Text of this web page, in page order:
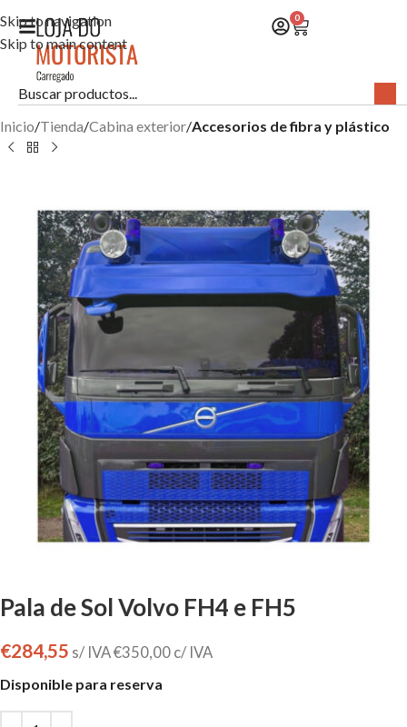
Skip to navigation
Skip to main content
0
Inicio Tienda Cabina exterior Accesorios de fibra y plástico
Pala de Sol Volvo FH4 e FH5
€284,55 s/ IVA€350,00 c/ IVA
Disponible para reserva